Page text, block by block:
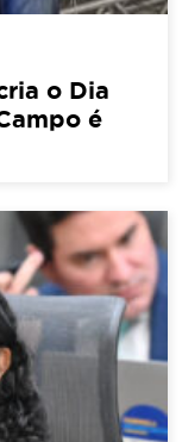
o Dia
é